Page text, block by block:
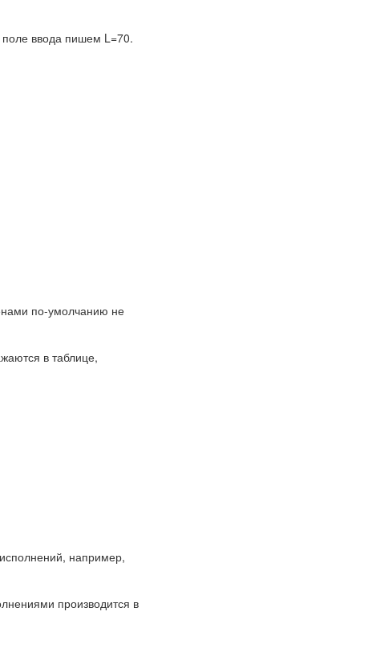
поле ввода пишем L=70.
по-умолчанию не
в таблице,
например,
производится в